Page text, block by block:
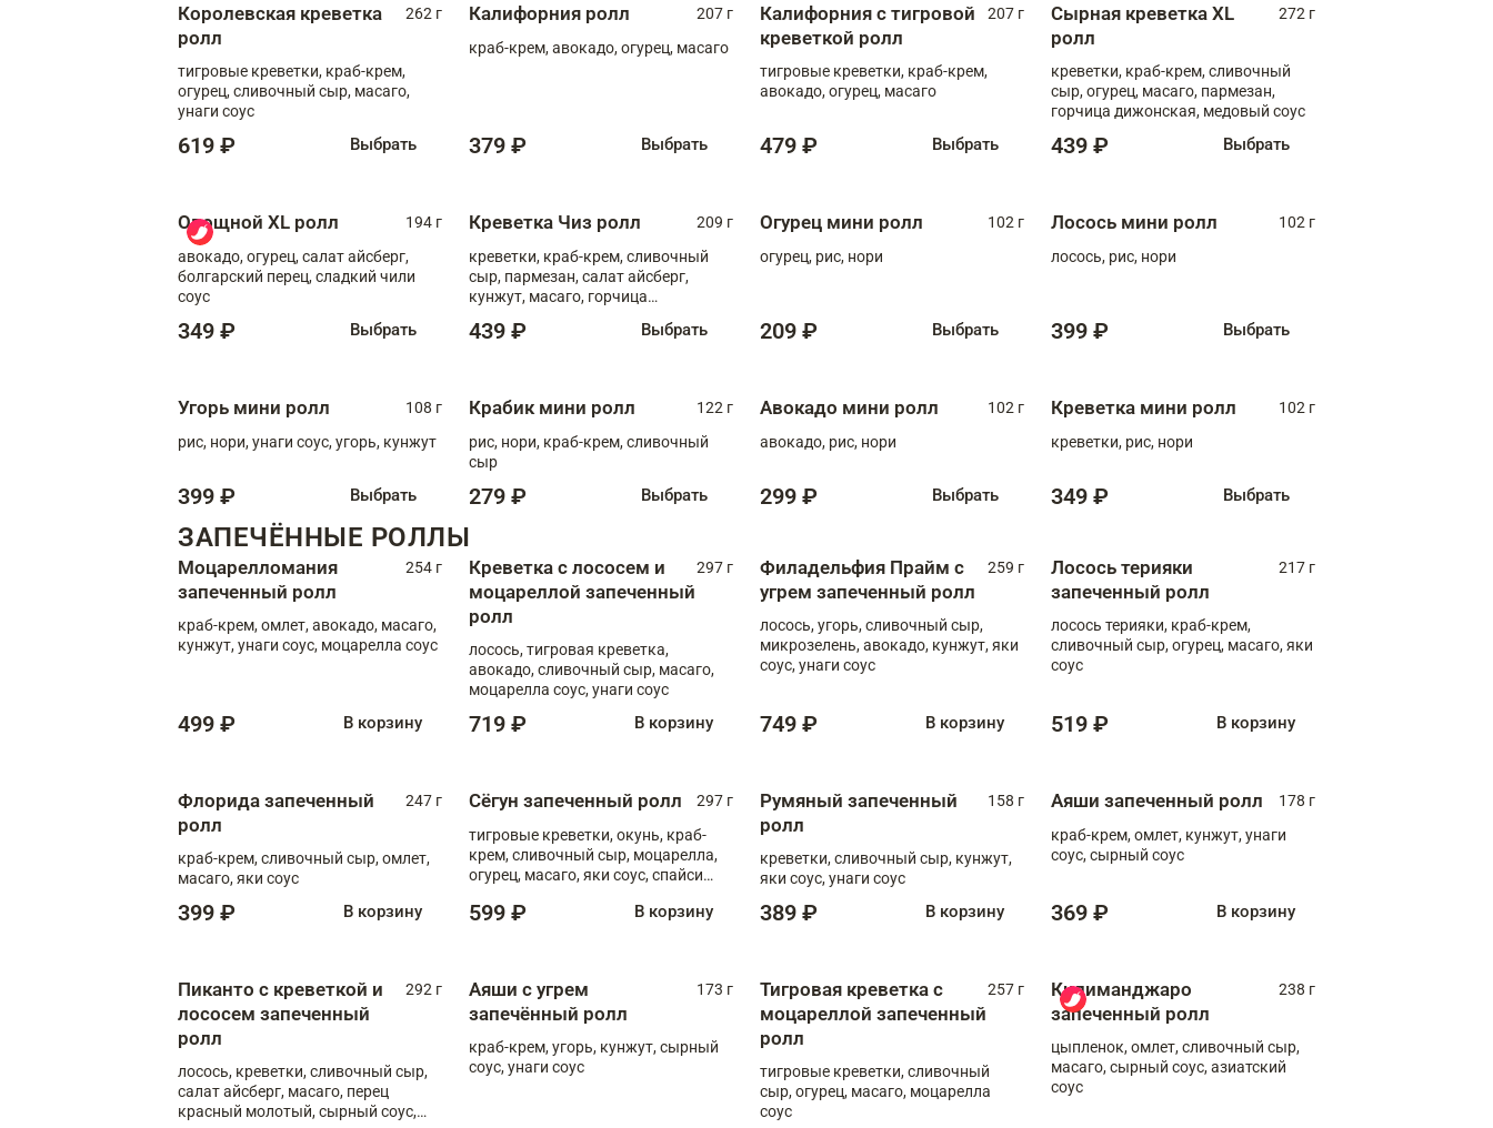
Королевская креветка
ролл
262 г
тигровые креветки, краб-крем,
огурец, сливочный сыр, масаго,
унаги соус
619 ₽ Выбрать
Калифорния ролл
207 г
краб-крем, авокадо, огурец, масаго
379 ₽ Выбрать
Калифорния с тигровой
креветкой ролл
207 г
тигровые креветки, краб-крем,
авокадо, огурец, масаго
479 ₽ Выбрать
Сырная креветка XL
ролл
272 г
креветки, краб-крем, сливочный
сыр, огурец, масаго, пармезан,
горчица дижонская, медовый соус
439 ₽ Выбрать
Овощной XL ролл
194 г
авокадо, огурец, салат айсберг,
болгарский перец, сладкий чили
соус
349 ₽ Выбрать
Креветка Чиз ролл
209 г
креветки, краб-крем, сливочный
сыр, пармезан, салат айсберг,
кунжут, масаго, горчица
439 ₽ Выбрать
Огурец мини ролл
102 г
огурец, рис, нори
209 ₽ Выбрать
Лосось мини ролл
102 г
лосось, рис, нори
399 ₽ Выбрать
Угорь мини ролл
108 г
рис, нори, унаги соус, угорь, кунжут
399 ₽ Выбрать
Крабик мини ролл
122 г
рис, нори, краб-крем, сливочный
сыр
279 ₽ Выбрать
Авокадо мини ролл
102 г
авокадо, рис, нори
299 ₽ Выбрать
Креветка мини ролл
102 г
креветки, рис, нори
349 ₽ Выбрать
ЗАПЕЧЁННЫЕ РОЛЛЫ
Моцарелломания
запеченный ролл
254 г
краб-крем, омлет, авокадо, масаго,
кунжут, унаги соус, моцарелла соус
499 ₽ В корзину
Креветка с лососем и
моцареллой запеченный
ролл
297 г
лосось, тигровая креветка,
авокадо, сливочный сыр, масаго,
моцарелла соус, унаги соус
719 ₽ В корзину
Филадельфия Прайм с
угрем запеченный ролл
259 г
лосось, угорь, сливочный сыр,
микрозелень, авокадо, кунжут, яки
соус, унаги соус
749 ₽ В корзину
Лосось терияки
запеченный ролл
217 г
лосось терияки, краб-крем,
сливочный сыр, огурец, масаго, яки
соус
519 ₽ В корзину
Флорида запеченный
ролл
247 г
краб-крем, сливочный сыр, омлет,
масаго, яки соус
399 ₽ В корзину
Сёгун запеченный ролл
297 г
тигровые креветки, окунь, краб-
крем, сливочный сыр, моцарелла,
огурец, масаго, яки соус, спайси
599 ₽ В корзину
Румяный запеченный
ролл
158 г
креветки, сливочный сыр, кунжут,
яки соус, унаги соус
389 ₽ В корзину
Аяши запеченный ролл
178 г
краб-крем, омлет, кунжут, унаги
соус, сырный соус
369 ₽ В корзину
Пиканто с креветкой и
лососем запеченный
ролл
292 г
лосось, креветки, сливочный сыр,
салат айсберг, масаго, перец
красный молотый, сырный соус,
Аяши с угрем
запечённый ролл
173 г
краб-крем, угорь, кунжут, сырный
соус, унаги соус
Тигровая креветка с
моцареллой запеченный
ролл
257 г
тигровые креветки, сливочный
сыр, огурец, масаго, моцарелла
соус
Килиманджаро
запеченный ролл
238 г
цыпленок, омлет, сливочный сыр,
масаго, сырный соус, азиатский
соус